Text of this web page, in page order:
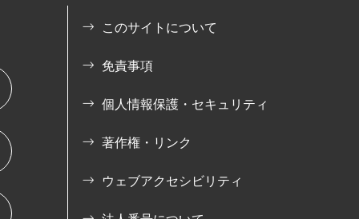
このサイトについて
免責事項
個人情報保護・セキュリティ
著作権・リンク
ウェブアクセシビリティ